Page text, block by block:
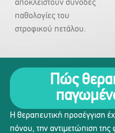
αποκλειστούν συνοδές
παθολογίες του
στροφικού πετάλου.
Πώς
Η θεραπευτική προσέγγιση
πόνου, την αντιμετώπιση της